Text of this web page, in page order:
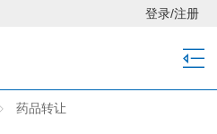
登录/注册
药品转让